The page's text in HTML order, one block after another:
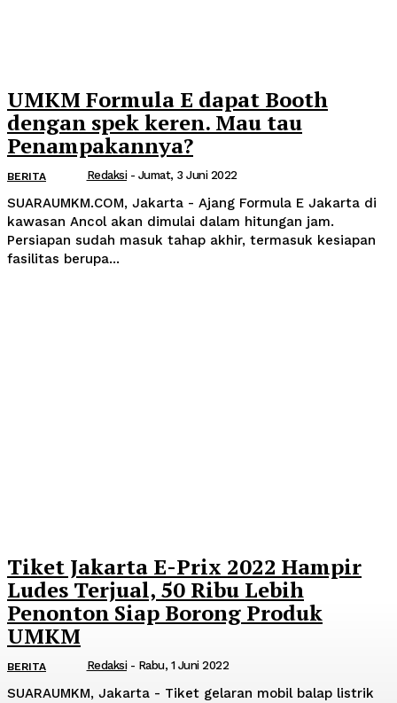
UMKM Formula E dapat Booth
dengan spek keren. Mau tau
Penampakannya?
BERITA Redaksi - Jumat, 3 Juni 2022
SUARAUMKM.COM, Jakarta - Ajang Formula E Jakarta di
kawasan Ancol akan dimulai dalam hitungan jam.
Persiapan sudah masuk tahap akhir, termasuk kesiapan
fasilitas berupa...
Tiket Jakarta E-Prix 2022 Hampir
Ludes Terjual, 50 Ribu Lebih
Penonton Siap Borong Produk
UMKM
BERITA Redaksi - Rabu, 1 Juni 2022
SUARAUMKM, Jakarta - Tiket gelaran mobil balap listrik